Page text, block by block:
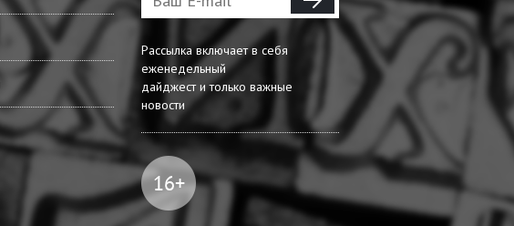
Рассылка включает в себя
еженедельный
дайджест и только важные
новости